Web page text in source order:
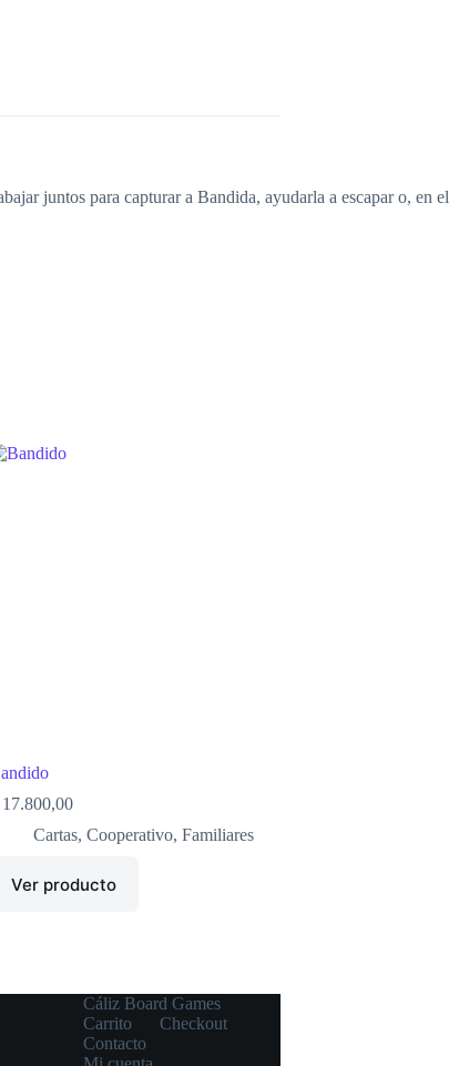
juntos para capturar a Bandida, ayudarla a escapar o, en el
Cartas, Cooperativo, Familiares
Ver producto
Cáliz Board Games
Carrito
Checkout
Contacto